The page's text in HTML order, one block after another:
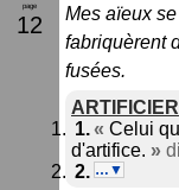
12 Mes aïeux
fabriquèrent
fusées.
ARTIFICIER
« Celui
d'artifice. »
…▼